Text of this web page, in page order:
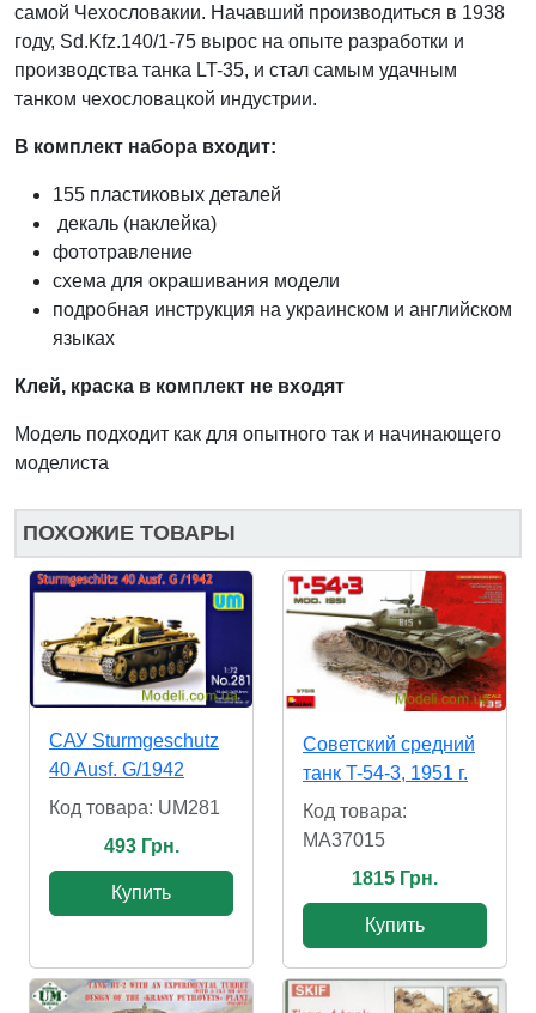
самой Чехословакии. Начавший производиться в 1938
году, Sd.Kfz.140/1-75 вырос на опыте разработки и
производства танка LT-35, и стал самым удачным
танком чехословацкой индустрии.
В комплект набора входит:
155 пластиковых деталей
декаль (наклейка)
фототравление
схема для окрашивания модели
подробная инструкция на украинском и английском
языках
Клей, краска в комплект не входят
Модель подходит как для опытного так и начинающего
моделиста
ПОХОЖИЕ ТОВАРЫ
САУ Sturmgeschutz
40 Ausf. G/1942
Код товара: UM281
493 Грн.
Купить
Советский средний
танк T-54-3, 1951 г.
Код товара:
MA37015
1815 Грн.
Купить